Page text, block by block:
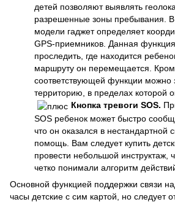
детей позволяют выявлять
разрешенные зоны пребывания. В
модели гаджет определяет
GPS-приемников. Данная
проследить, где находится
маршруту он перемещается.
соответствующей функции можно
территорию, в пределах которой
Кнопка тревоги SOS.
SOS ребенок может быстро
что он оказался в нестандартной
помощь. Вам следует купить
провести небольшой инструктаж,
четко понимали алгоритм
Основной функцией поддержки связи
часы детские с сим картой, но следует